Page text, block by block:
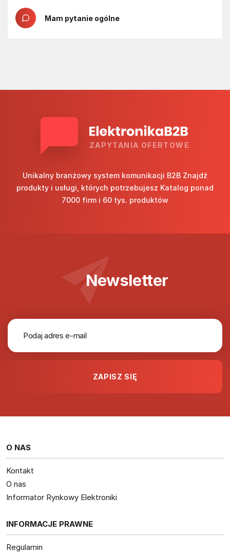
Mam pytanie ogólne
ZAPYTANIA OFERTOWE
Unikalny branżowy system komunikacji B2B Znajdź
produkty i usługi, których potrzebujesz Katalog ponad
7000 firm i 60 tys. produktów
Newsletter
O NAS
Kontakt
O nas
Informator Rynkowy Elektroniki
INFORMACJE PRAWNE
Regulamin